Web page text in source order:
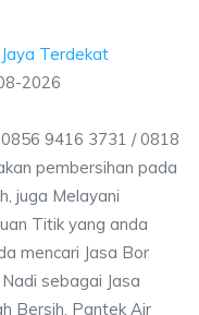
Terdekat
2026
9416 3731 / 0818
pembersihan pada
juga Melayani
Titik yang anda
mencari Jasa Bor
sebagai Jasa
Bersih, Pantek Air